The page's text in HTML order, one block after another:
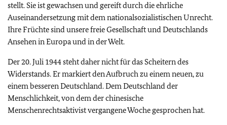
stellt. Sie ist gewachsen und gereift durch die ehrliche
Auseinandersetzung mit dem nationalsozialistischen Unrecht.
Ihre Früchte sind unsere freie Gesellschaft und Deutschlands
Ansehen in Europa und in der Welt.
Der 20. Juli 1944 steht daher nicht für das Scheitern des
Widerstands. Er markiert den Aufbruch zu einem neuen, zu
einem besseren Deutschland. Dem Deutschland der
Menschlichkeit, von dem der chinesische
Menschenrechtsaktivist vergangene Woche gesprochen hat.